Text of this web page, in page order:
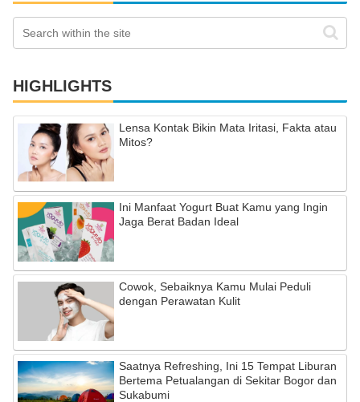
HIGHLIGHTS
Lensa Kontak Bikin Mata Iritasi, Fakta atau
Mitos?
Ini Manfaat Yogurt Buat Kamu yang Ingin
Jaga Berat Badan Ideal
Cowok, Sebaiknya Kamu Mulai Peduli
dengan Perawatan Kulit
Saatnya Refreshing, Ini 15 Tempat Liburan
Bertema Petualangan di Sekitar Bogor dan
Sukabumi